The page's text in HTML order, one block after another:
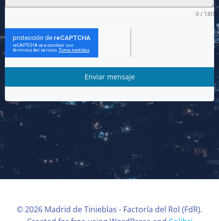
0 / 180
Enviar mensaje
© 2026 Madrid de Tinieblas - Factoría del Rol (FdR).